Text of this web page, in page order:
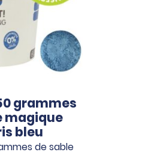
grammes
magique
bleu
de sable